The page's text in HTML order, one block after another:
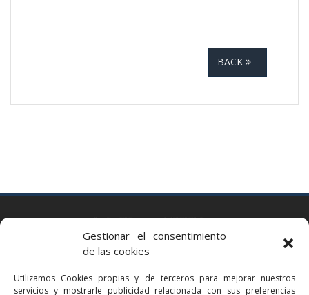
Gestionar el consentimiento
de las cookies
Utilizamos Cookies propias y de terceros para mejorar nuestros
servicios y mostrarle publicidad relacionada con sus preferencias
BACK
Via Augusta 2 bis, 3º, 08006 Barcelona
bcn@bellavistalegal.eu